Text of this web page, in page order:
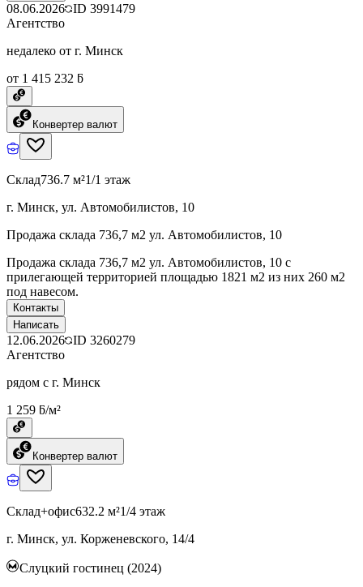
08.06.2026 ID 3991479
Агентство
недалеко от г. Минск
от 1 415 232 ƃ
Конвертер валют
Склад736.7 м²1/1 этаж
г. Минск, ул. Автомобилистов, 10
Продажа склада 736,7 м2 ул. Автомобилистов, 10
Продажа склада 736,7 м2 ул. Автомобилистов, 10 с
прилегающей территорией площадью 1821 м2 из них 260 м2
под навесом.
Контакты
Написать
12.06.2026 ID 3260279
Агентство
рядом с г. Минск
1 259 ƃ/м²
Конвертер валют
Склад+офис632.2 м²1/4 этаж
г. Минск, ул. Корженевского, 14/4
Слуцкий гостинец (2024)